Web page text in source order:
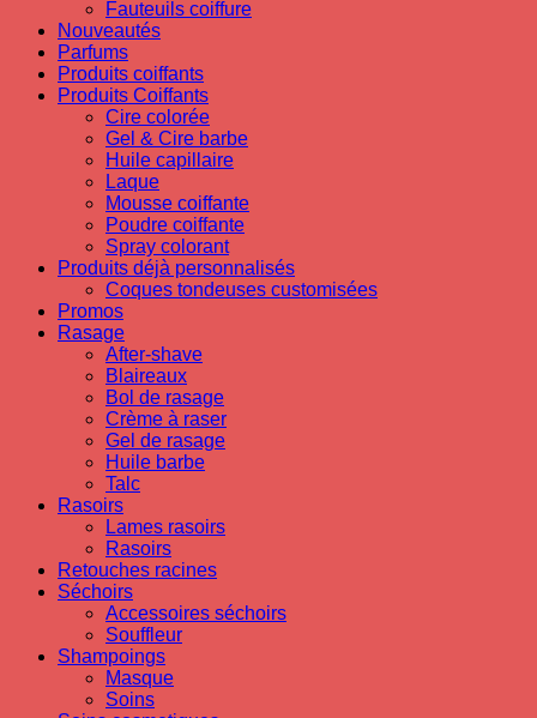
Fauteuils coiffure
Nouveautés
Parfums
Produits coiffants
Produits Coiffants
Cire colorée
Gel & Cire barbe
Huile capillaire
Laque
Mousse coiffante
Poudre coiffante
Spray colorant
Produits déjà personnalisés
Coques tondeuses customisées
Promos
Rasage
After-shave
Blaireaux
Bol de rasage
Crème à raser
Gel de rasage
Huile barbe
Talc
Rasoirs
Lames rasoirs
Rasoirs
Retouches racines
Séchoirs
Accessoires séchoirs
Souffleur
Shampoings
Masque
Soins